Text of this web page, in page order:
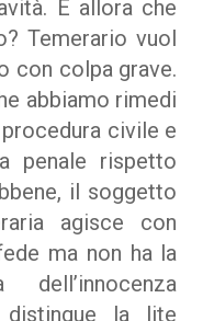
E allora che
Temerario vuol
con colpa grave.
abbiamo rimedi
civile e
penale rispetto
il soggetto
agisce con
ma non ha la
dell’innocenza
la lite